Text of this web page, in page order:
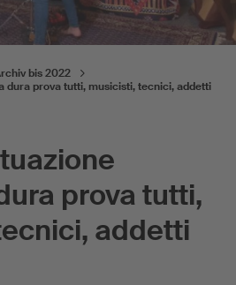
prova tutti,
addetti
bis 2022
dura prova tutti, musicisti, tecnici, addetti